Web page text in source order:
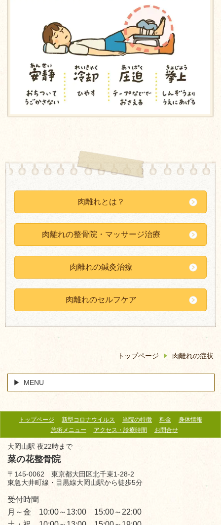
肉離れとは？
肉離れの整骨院・マッサージ治療
肉離れの鍼灸治療
肉離れのセルフケア
トップページ 肉離れの症状
MENU
トップページ 新型コロナウイルス 当院の特徴 料金
身体情報
施術メニュー
アクセス・診療時間 お問合せ
大岡山駅 夜22時まで
菜の花整骨院
〒145-0062 東京都大田区北千束1-28-2
東急大井町線・目黒線大岡山駅から徒歩5分
受付時間
月～金 10:00～13:00 15:00～22:00